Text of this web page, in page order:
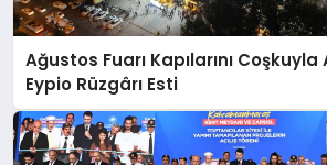
Ağustos Fuarı Kapılarını
Eypio Rüzgârı Esti